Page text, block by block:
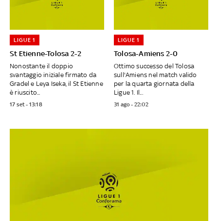
St Etienne-Tolosa 2-2
LIGUE 1
Nonostante il doppio
svantaggio iniziale firmato da
Gradel e Leya Iseka, il St Etienne
è riuscito...
17 set - 13:18
Tolosa-Amiens 2-0
LIGUE 1
Ottimo successo del Tolosa
sull'Amiens nel match valido
per la quarta giornata della
Ligue 1. Il...
31 ago - 22:02